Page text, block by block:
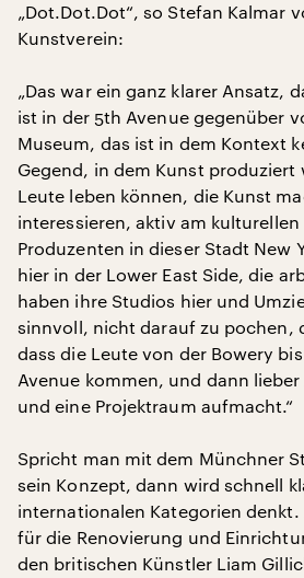
„Dot.Dot.Dot“, so Stefan Kalmar
Kunstverein:
„Das war ein ganz klarer Ansatz,
ist in der 5th Avenue gegenüber
Museum, das ist in dem Kontext
Gegend, in dem Kunst produziert
Leute leben können, die Kunst
interessieren, aktiv am
Produzenten in dieser Stadt New
hier in der Lower East Side, die
haben ihre Studios hier und
sinnvoll, nicht darauf zu pochen,
dass die Leute von der Bowery
Avenue kommen, und dann
und eine Projektraum aufmacht.“
Spricht man mit dem Münchner
sein Konzept, dann wird schnell
internationalen Kategorien
für die Renovierung und
den britischen Künstler Liam